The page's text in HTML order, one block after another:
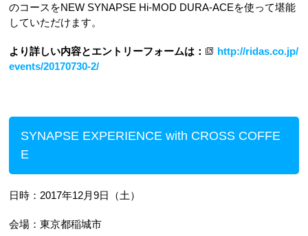
のコースをNEW SYNAPSE Hi-MOD DURA-ACEを使って堪能
していただけます。
より詳しい内容とエントリーフォームは：
http://ridas.co.jp/
events/20170730-2/
SYNAPSE EXPERIENCE with CROSS COFFE
E
日時：2017年12月9日（土）
会場：東京都稲城市